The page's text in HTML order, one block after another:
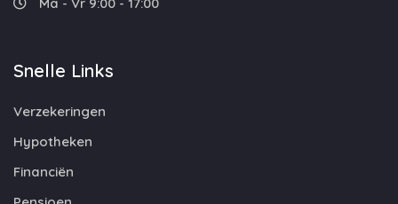
Snelle Links
Verzekeringen
Hypotheken
Financiën